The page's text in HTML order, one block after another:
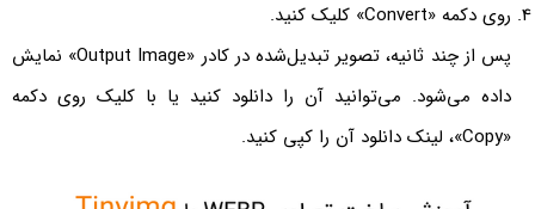
روی دکمه «Convert» کلیک کنید.
پس از چند ثانیه، تصویر تبدیل‌شده در کادر «Output Image» نمایش
داده می‌شود. می‌توانید آن را دانلود کنید یا با کلیک روی دکمه
«Copy»، لینک دانلود آن را کپی کنید.